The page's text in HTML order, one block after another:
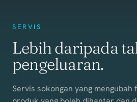
SERVIS
Lebih daripada
pengeluaran.
Servis sokongan yang mengubah